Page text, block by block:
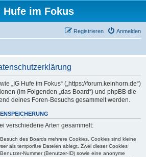
Hufe im Fokus
Anmelden
Registrieren
„IG Hufe im Fokus“ („https://forum.keinhorn.de“)
(im Folgenden „das Board“) und phpBB die
deines Foren-Besuchs gesammelt werden.
verschiedene Arten gesammelt:
des Boards mehrere Cookies. Cookies sind kleine
als temporäre Dateien ablegt. Zwei dieser Cookies
Nummer (Benutzer-ID) sowie eine anonyme